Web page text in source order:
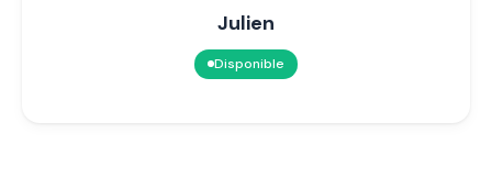
Julien
Disponible